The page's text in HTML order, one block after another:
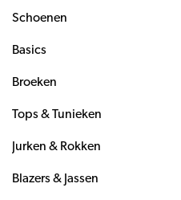
Schoenen
Basics
Broeken
Tops & Tunieken
Jurken & Rokken
Blazers & Jassen